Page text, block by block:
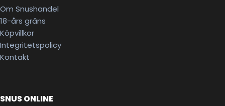
Om Snushandel
18-års gräns
Köpvillkor
Integritetspolicy
Kontakt
SNUS ONLINE